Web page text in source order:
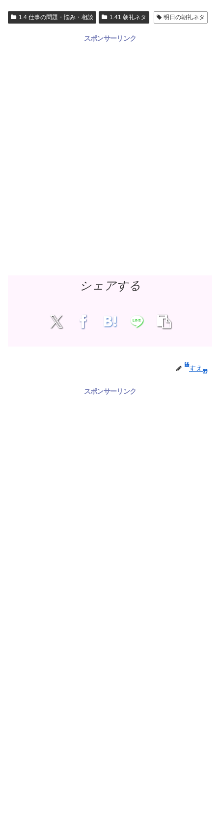
1.4 仕事の問題・悩み・相談 1.41 朝礼ネタ 明日の朝礼ネタ
スポンサーリンク
シェアする
すえ
スポンサーリンク